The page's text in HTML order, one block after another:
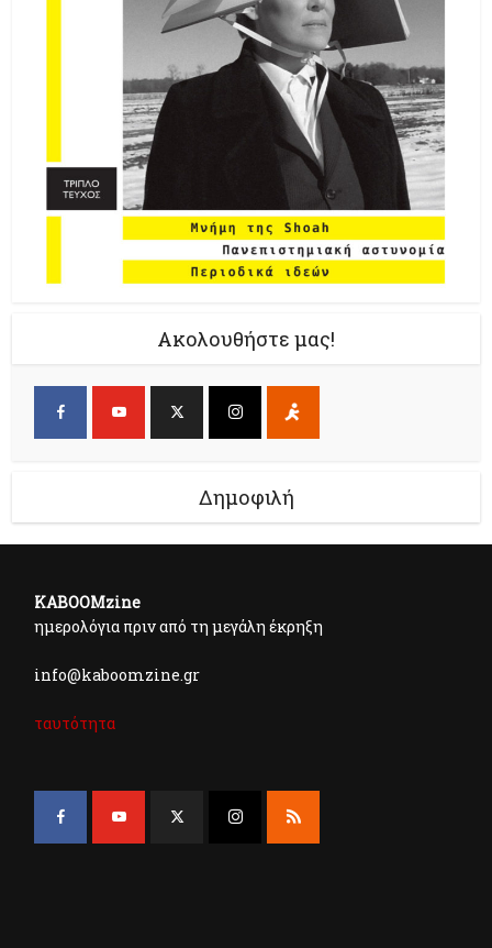
Ακολουθήστε μας!
Δημοφιλή
KABOOMzine
ημερολόγια πριν από τη μεγάλη έκρηξη
info@kaboomzine.gr
ταυτότητα